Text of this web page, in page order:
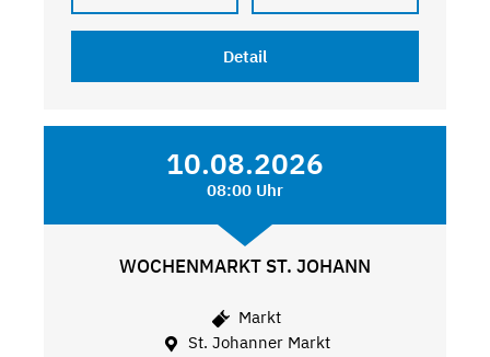
Detail
10.08.2026
08:00 Uhr
WOCHENMARKT ST. JOHANN
Markt
St. Johanner Markt